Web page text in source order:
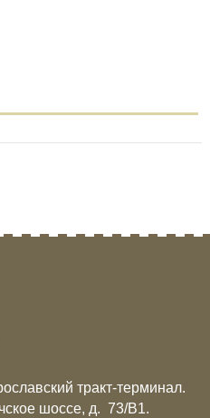
тракт-терминал.
шоссе, д. 73/B1.